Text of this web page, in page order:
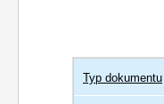
Typ dokumentu